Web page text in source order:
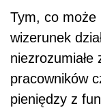
Tym, co może
wizerunek
pracowników
pieniędzy z